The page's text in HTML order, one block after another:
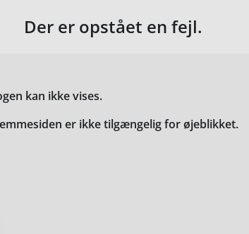
Der er opstået en fejl.
kan ikke vises.
er ikke tilgængelig for øjeblikket.